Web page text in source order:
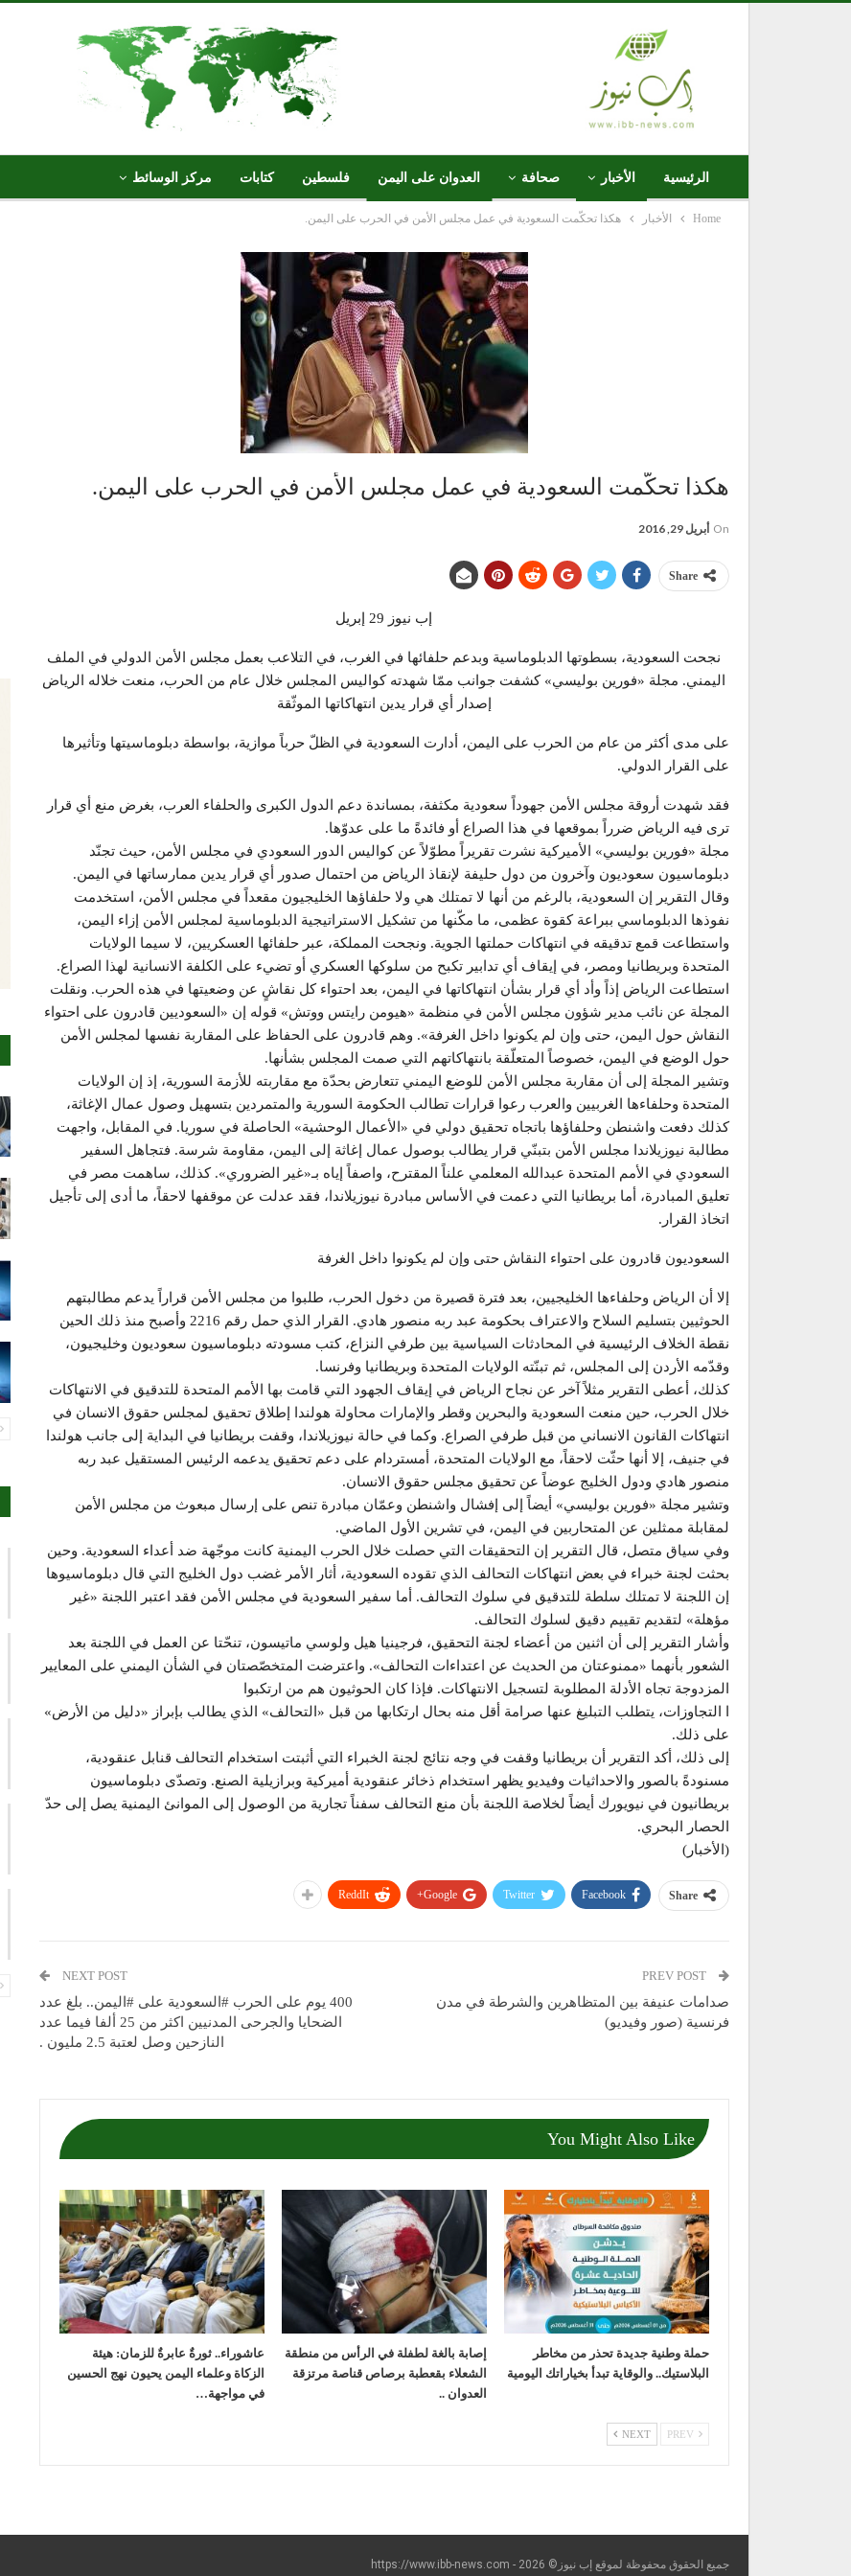
الرئيسية الأخبار صحافة العدوان على اليمن فلسطين كتابات مركز الوسائط
Home الأخبار هكذا تحكّمت السعودية في عمل مجلس الأمن في الحرب على اليمن.
هكذا تحكّمت السعودية في عمل مجلس الأمن في الحرب على اليمن.
On أبريل 29, 2016
Share
إب نيوز 29 إبريل
نجحت السعودية، بسطوتها الدبلوماسية وبدعم حلفائها في الغرب، في التلاعب بعمل مجلس الأمن الدولي في الملف
اليمني. مجلة «فورين بوليسي» كشفت جوانب ممّا شهدته كواليس المجلس خلال عام من الحرب، منعت خلاله الرياض
إصدار أي قرار يدين انتهاكاتها الموثّقة
على مدى أكثر من عام من الحرب على اليمن، أدارت السعودية في الظلّ حرباً موازية، بواسطة دبلوماسيتها وتأثيرها
على القرار الدولي.
فقد شهدت أروقة مجلس الأمن جهوداً سعودية مكثفة، بمساندة دعم الدول الكبرى والحلفاء العرب، بغرض منع أي قرار
ترى فيه الرياض ضرراً بموقعها في هذا الصراع أو فائدةً ما على عدوّها.
مجلة «فورين بوليسي» الأميركية نشرت تقريراً مطوّلاً عن كواليس الدور السعودي في مجلس الأمن، حيث تجنّد
دبلوماسيون سعوديون وآخرون من دول حليفة لإنقاذ الرياض من احتمال صدور أي قرار يدين ممارساتها في اليمن.
وقال التقرير إن السعودية، بالرغم من أنها لا تمتلك هي ولا حلفاؤها الخليجيون مقعداً في مجلس الأمن، استخدمت
نفوذها الدبلوماسي ببراعة كقوة عظمى، ما مكّنها من تشكيل الاستراتيجية الدبلوماسية لمجلس الأمن إزاء اليمن،
واستطاعت قمع تدقيقه في انتهاكات حملتها الجوية. ونجحت المملكة، عبر حلفائها العسكريين، لا سيما الولايات
المتحدة وبريطانيا ومصر، في إيقاف أي تدابير تكبح من سلوكها العسكري أو تضيء على الكلفة الانسانية لهذا الصراع.
استطاعت الرياض إذاً وأد أي قرار بشأن انتهاكاتها في اليمن، بعد احتواء كل نقاشٍ عن وضعيتها في هذه الحرب. ونقلت
المجلة عن نائب مدير شؤون مجلس الأمن في منظمة «هيومن رايتس ووتش» قوله إن «السعوديين قادرون على احتواء
النقاش حول اليمن، حتى وإن لم يكونوا داخل الغرفة». وهم قادرون على الحفاظ على المقاربة نفسها لمجلس الأمن
حول الوضع في اليمن، خصوصاً المتعلّقة بانتهاكاتهم التي صمت المجلس بشأنها.
وتشير المجلة إلى أن مقاربة مجلس الأمن للوضع اليمني تتعارض بحدّة مع مقاربته للأزمة السورية، إذ إن الولايات
المتحدة وحلفاءها الغربيين والعرب رعوا قرارات تطالب الحكومة السورية والمتمردين بتسهيل وصول عمال الإغاثة،
كذلك دفعت واشنطن وحلفاؤها باتجاه تحقيق دولي في «الأعمال الوحشية» الحاصلة في سوريا. في المقابل، واجهت
مطالبة نيوزيلاندا مجلس الأمن بتبنّي قرار يطالب بوصول عمال إغاثة إلى اليمن، مقاومة شرسة. فتجاهل السفير
السعودي في الأمم المتحدة عبدالله المعلمي علناً المقترح، واصفاً إياه بـ«غير الضروري». كذلك، ساهمت مصر في
تعليق المبادرة، أما بريطانيا التي دعمت في الأساس مبادرة نيوزيلاندا، فقد عدلت عن موقفها لاحقاً، ما أدى إلى تأجيل
اتخاذ القرار.
السعوديون قادرون على احتواء النقاش حتى وإن لم يكونوا داخل الغرفة
إلا أن الرياض وحلفاءها الخليجيين، بعد فترة قصيرة من دخول الحرب، طلبوا من مجلس الأمن قراراً يدعم مطالبتهم
الحوثيين بتسليم السلاح والاعتراف بحكومة عبد ربه منصور هادي. القرار الذي حمل رقم 2216 وأصبح منذ ذلك الحين
نقطة الخلاف الرئيسية في المحادثات السياسية بين طرفي النزاع، كتب مسودته دبلوماسيون سعوديون وخليجيون،
وقدّمه الأردن إلى المجلس، ثم تبنّته الولايات المتحدة وبريطانيا وفرنسا.
كذلك، أعطى التقرير مثلاً آخر عن نجاح الرياض في إيقاف الجهود التي قامت بها الأمم المتحدة للتدقيق في الانتهاكات
خلال الحرب، حين منعت السعودية والبحرين وقطر والإمارات محاولة هولندا إطلاق تحقيق لمجلس حقوق الانسان في
انتهاكات القانون الانساني من قبل طرفي الصراع. وكما في حالة نيوزيلاندا، وقفت بريطانيا في البداية إلى جانب هولندا
في جنيف، إلا أنها حثّت لاحقاً، مع الولايات المتحدة، أمستردام على دعم تحقيق يدعمه الرئيس المستقيل عبد ربه
منصور هادي ودول الخليج عوضاً عن تحقيق مجلس حقوق الانسان.
وتشير مجلة «فورين بوليسي» أيضاً إلى إفشال واشنطن وعمّان مبادرة تنص على إرسال مبعوث من مجلس الأمن
لمقابلة ممثلين عن المتحاربين في اليمن، في تشرين الأول الماضي.
وفي سياق متصل، قال التقرير إن التحقيقات التي حصلت خلال الحرب اليمنية كانت موجّهة ضد أعداء السعودية. وحين
بحثت لجنة خبراء في بعض انتهاكات التحالف الذي تقوده السعودية، أثار الأمر غضب دول الخليج التي قال دبلوماسيوها
إن اللجنة لا تمتلك سلطة للتدقيق في سلوك التحالف. أما سفير السعودية في مجلس الأمن فقد اعتبر اللجنة «غير
مؤهلة» لتقديم تقييم دقيق لسلوك التحالف.
وأشار التقرير إلى أن اثنين من أعضاء لجنة التحقيق، فرجينيا هيل ولوسي ماتيسون، تنحّتا عن العمل في اللجنة بعد
الشعور بأنهما «ممنوعتان من الحديث عن اعتداءات التحالف». واعترضت المتخصّصتان في الشأن اليمني على المعايير
المزدوجة تجاه الأدلة المطلوبة لتسجيل الانتهاكات. فإذا كان الحوثيون هم من ارتكبوا
ا التجاوزات، يتطلب التبليغ عنها صرامة أقل منه بحال ارتكابها من قبل «التحالف» الذي يطالب بإبراز «دليل من الأرض»
على ذلك.
إلى ذلك، أكد التقرير أن بريطانيا وقفت في وجه نتائج لجنة الخبراء التي أثبتت استخدام التحالف قنابل عنقودية،
مسنودةً بالصور والاحداثيات وفيديو يظهر استخدام ذخائر عنقودية أميركية وبرازيلية الصنع. وتصدّى دبلوماسيون
بريطانيون في نيويورك أيضاً لخلاصة اللجنة بأن منع التحالف سفناً تجارية من الوصول إلى الموانئ اليمنية يصل إلى حدّ
الحصار البحري.
(الأخبار)
Share
Facebook
Twitter
Google+
ReddIt
صدامات عنيفة بين المتظاهرين والشرطة في مدن
فرنسية (صور وفيديو)
NEXT POST
400 يوم على الحرب #السعودية على #اليمن.. بلغ عدد
الضحايا والجرحى المدنيين اكثر من 25 ألفا فيما عدد
النازحين وصل لعتبة 2.5 مليون .
You Might Also Like
حملة وطنية جديدة تحذر من مخاطر
البلاستيك.. والوقاية تبدأ بخياراتك اليومية
إصابة بالغة لطفلة في الرأس من منطقة
الشعلاء بقعطبة برصاص قناصة مرتزقة
العدوان ..
عاشوراء.. ثورةٌ عابرةٌ للزمان: هيئة
الزكاة وعلماء اليمن يحيون نهج الحسين
في مواجهة…
NEXT
جميع الحقوق محفوظة لموقع إب نيوز© https://www.ibb-news.com - 2026